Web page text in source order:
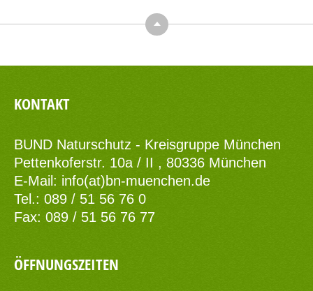
Top
KONTAKT
BUND Naturschutz - Kreisgruppe München
Pettenkoferstr. 10a / II , 80336 München
E-Mail: info(at)bn-muenchen.de
Tel.: 089 / 51 56 76 0
Fax: 089 / 51 56 76 77
ÖFFNUNGSZEITEN